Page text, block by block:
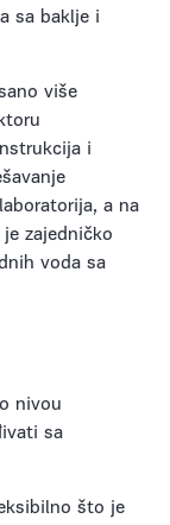
sa baklje i
više
i
a na
zajedničko
voda sa
nivou
sa
što je